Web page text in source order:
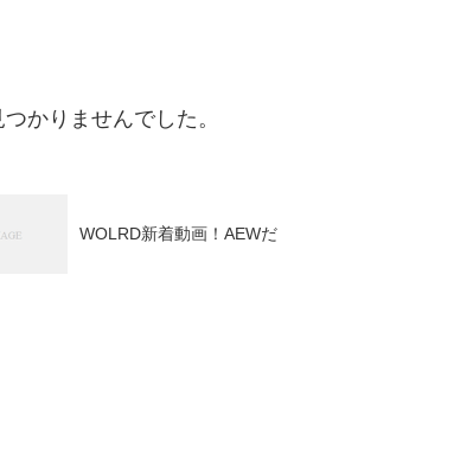
かりませんでした。
WOLRD新着動画！AEWだ